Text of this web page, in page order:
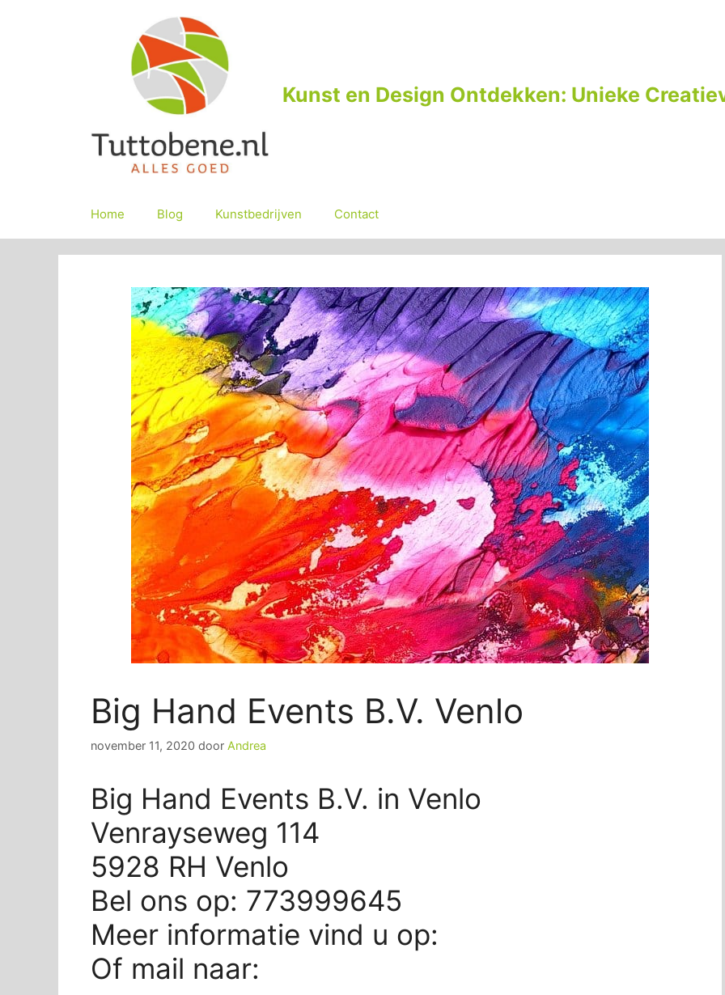
Kunst en Design Ontdekken: Unieke
Home Blog Kunstbedrijven Contact
Big Hand Events B.V. Venlo
november 11, 2020 door Andrea
Big Hand Events B.V. in Venlo
Venrayseweg 114
5928 RH Venlo
Bel ons op: 773999645
Meer informatie vind u op:
Of mail naar: